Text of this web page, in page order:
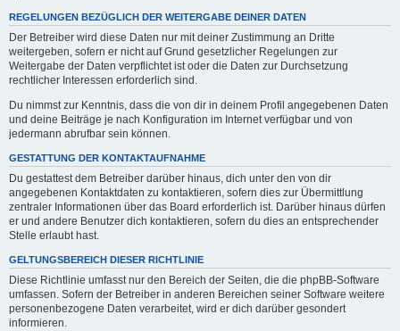
REGELUNGEN BEZÜGLICH DER WEITERGABE DEINER DATEN
Der Betreiber wird diese Daten nur mit deiner Zustimmung an Dritte
weitergeben, sofern er nicht auf Grund gesetzlicher Regelungen zur
Weitergabe der Daten verpflichtet ist oder die Daten zur Durchsetzung
rechtlicher Interessen erforderlich sind.
Du nimmst zur Kenntnis, dass die von dir in deinem Profil angegebenen Daten
und deine Beiträge je nach Konfiguration im Internet verfügbar und von
jedermann abrufbar sein können.
GESTATTUNG DER KONTAKTAUFNAHME
Du gestattest dem Betreiber darüber hinaus, dich unter den von dir
angegebenen Kontaktdaten zu kontaktieren, sofern dies zur Übermittlung
zentraler Informationen über das Board erforderlich ist. Darüber hinaus dürfen
er und andere Benutzer dich kontaktieren, sofern du dies an entsprechender
Stelle erlaubt hast.
GELTUNGSBEREICH DIESER RICHTLINIE
Diese Richtlinie umfasst nur den Bereich der Seiten, die die phpBB-Software
umfassen. Sofern der Betreiber in anderen Bereichen seiner Software weitere
personenbezogene Daten verarbeitet, wird er dich darüber gesondert
informieren.